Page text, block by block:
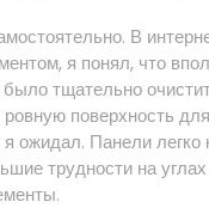
В
я понял, что
тщательно
поверхность
ожидал. Панели легко
трудности на